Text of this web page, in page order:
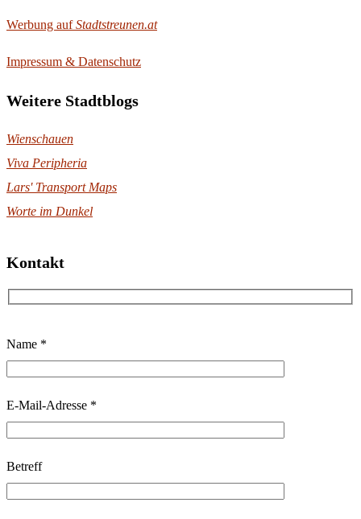
Werbung aufStadtstreunen.at
Impressum & Datenschutz
Weitere Stadtblogs
Wienschauen
Viva Peripheria
Lars' Transport Maps
Worte im Dunkel
Kontakt
t
t
e
a
s
Name *
E-Mail-Adresse *
Betreff